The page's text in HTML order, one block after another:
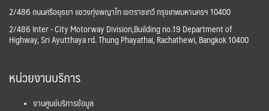
2/486 ถนนศรีอยุธยา แขวงทุ่งพญาไท เขตราชเทวี กรุงเทพมหานครฯ 10400
2/486 Inter - City Motorway Division,Building no.19 Department of
Highway, Sri Ayutthaya rd. Thung Phayathai, Rachathewi, Bangkok 10400
หน่วยงานบริการ
งานศูนย์บริการข้อมูล